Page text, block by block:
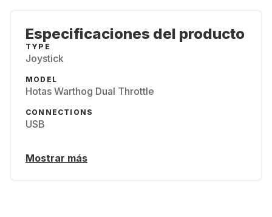
Especificaciones del producto
TYPE
Joystick
MODEL
Hotas Warthog Dual Throttle
CONNECTIONS
USB
Mostrar más